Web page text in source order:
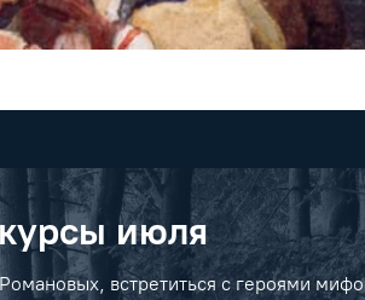
июля
встретиться с героями